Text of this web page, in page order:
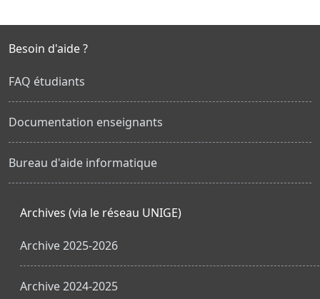
Besoin d'aide ?
FAQ étudiants
Documentation enseignants
Bureau d'aide informatique
Archives (via le réseau UNIGE)
Archive 2025-2026
Archive 2024-2025